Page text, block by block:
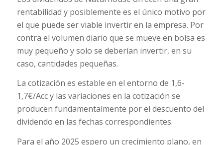
rentabilidad y posiblemente es el único motivo por
el que puede ser viable invertir en la empresa. Por
contra el volumen diario que se mueve en bolsa es
muy pequeño y solo se deberían invertir, en su
caso, cantidades pequeñas.
La cotización es estable en el entorno de 1,6-
1,7€/Acc y las variaciones en la cotización se
producen fundamentalmente por el descuento del
dividendo en las fechas correspondientes.
Para el año 2025 espero un crecimiento plano, en